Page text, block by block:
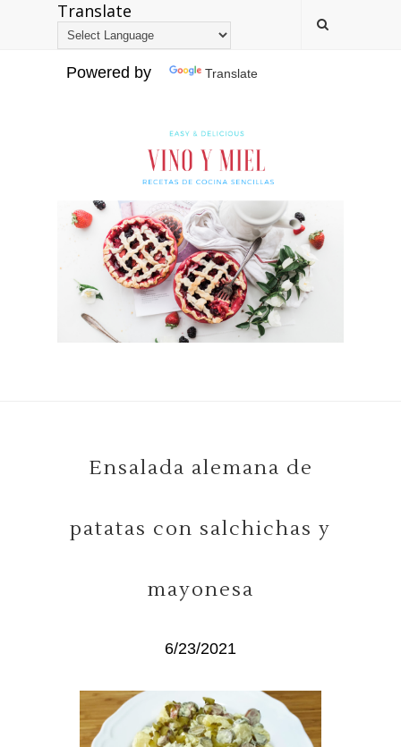
Translate
Powered by Translate
Ensalada alemana de
patatas con salchichas y
mayonesa
6/23/2021